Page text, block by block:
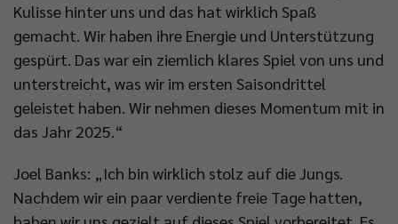
Kulisse hinter uns und das hat wirklich Spaß
gemacht. Wir haben ihre Energie und Unterstützung
gespürt. Das war ein ziemlich klares Spiel von uns und
unterstreicht, was wir im ersten Saisondrittel
geleistet haben. Wir nehmen dieses Momentum mit in
das Jahr 2025.“
Joel Banks: „Ich bin wirklich stolz auf die Jungs.
Nachdem wir ein paar verdiente freie Tage hatten,